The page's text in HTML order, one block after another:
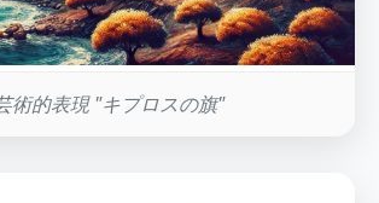
術的表現 "キプロスの旗"